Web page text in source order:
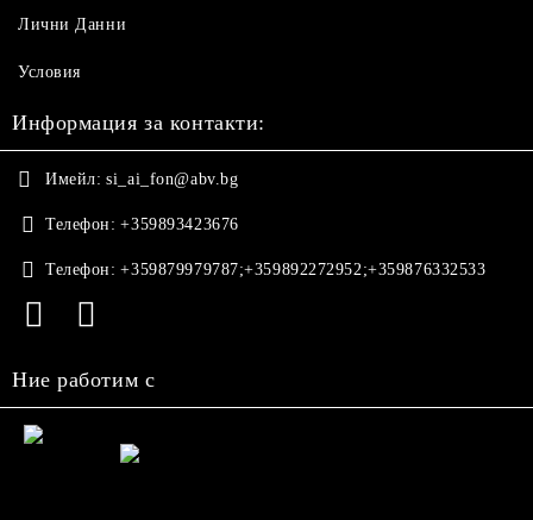
Лични Данни
Условия
Информация за контакти:
Имейл: si_ai_fon@abv.bg
Телефон: +359893423676
Телефон: +359879979787;+359892272952;+359876332533
Ние работим с